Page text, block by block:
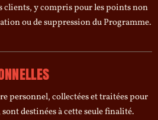
clients, y compris pour les points non
ou de suppression du Programme.
personnel, collectées et traitées pour
destinées à cette seule finalité.